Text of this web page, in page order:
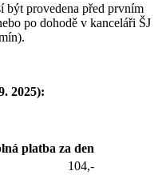
být provedena před prvním
po dohodě v kanceláři ŠJ
2025):
platba za den
104,-